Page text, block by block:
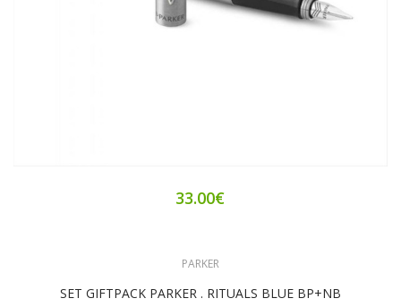
33.00€
PARKER
SET GIFTPACK PARKER . RITUALS BLUE BP+NB